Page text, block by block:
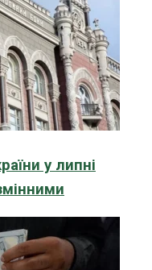
у липні